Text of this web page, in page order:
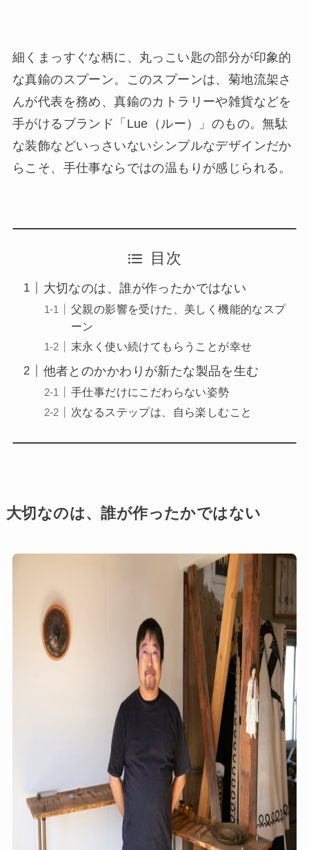
細くまっすぐな柄に、丸っこい匙の部分が印象的
な真鍮のスプーン。このスプーンは、菊地流架さ
んが代表を務め、真鍮のカトラリーや雑貨などを
手がけるブランド「Lue（ルー）」のもの。無駄
な装飾などいっさいないシンプルなデザインだか
らこそ、手仕事ならではの温もりが感じられる。
目次
大切なのは、誰が作ったかではない
父親の影響を受けた、美しく機能的なスプ
ーン
末永く使い続けてもらうことが幸せ
他者とのかかわりが新たな製品を生む
手仕事だけにこだわらない姿勢
次なるステップは、自ら楽しむこと
大切なのは、誰が作ったかではない